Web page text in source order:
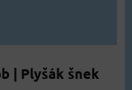
| Plyšák šnek